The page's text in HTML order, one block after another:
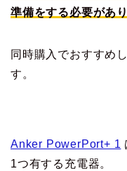
準備をする必要があり
同時購入でおすすめ
す。
Anker PowerPort+ 1
1つ有する充電器。